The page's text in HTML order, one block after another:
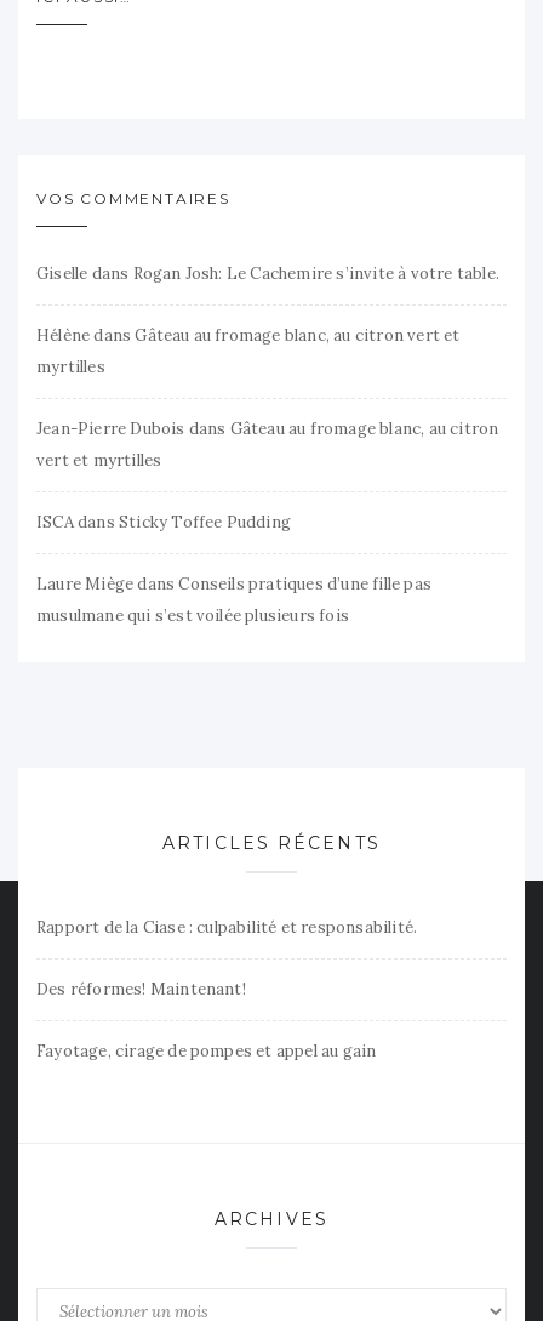
VOS COMMENTAIRES
Giselle dans Rogan Josh: Le Cachemire s’invite à votre table.
HélènedansGâteau au fromage blanc, au citron vert et
myrtilles
Jean-Pierre Dubois dans Gâteau au fromage blanc, au citron
vert et myrtilles
ISCAdans Sticky Toffee Pudding
Laure MiègedansConseils pratiques d’une fille pas
musulmane qui s’est voilée plusieurs fois
ARTICLES RÉCENTS
Rapport de la Ciase : culpabilité et responsabilité.
Des réformes! Maintenant!
Fayotage, cirage de pompes et appel au gain
ARCHIVES
Archives